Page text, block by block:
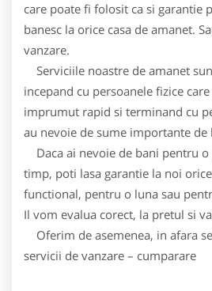
care poate fi folosit ca si garantie
banesc la orice casa de amanet.
vanzare.
Serviciile noastre de amanet
incepand cu persoanele fizice
imprumut rapid si terminand cu
au nevoie de sume importante de
Daca ai nevoie de bani pentru
timp, poti lasa garantie la noi
functional, pentru o luna sau
Il vom evalua corect, la pretul si
Oferim de asemenea, in afara
servicii de vanzare – cumparare